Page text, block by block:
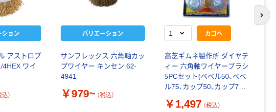
ション
アストロプ
4HEX ワイ
込）
バリエーション
サンフレックス 六角軸カッ
プワイヤー キンセン 62-
4941
￥979~ （税込）
カゴへ
高芝ギムネ製作所 ダイヤテ
ィー 六角軸ワイヤーブラシ
5PCセット(ベベル50、ベベ
ル75、カップ50、カップ75、
ット
￥1,497 （税込）
次